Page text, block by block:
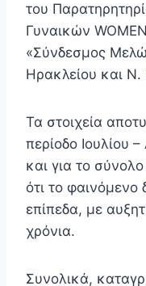
του
Γυναικών
«Σύνδεσμος
Ηρακλείου και Ν.
Τα στοιχεία
περίοδο Ιουλίου
και για το
ότι το φαινόμενο
επίπεδα, με
χρόνια.
Συνολικά,